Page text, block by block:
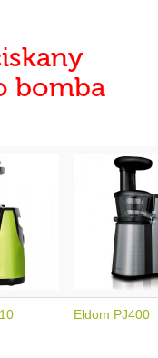
bomba
Eldom PJ400